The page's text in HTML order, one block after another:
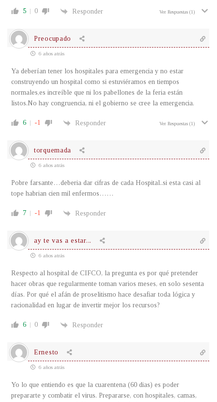
5 0 Responder Ver Respuestas (1)
Preocupado
6 años atrás
Ya deberían tener los hospitales para emergencia y no estar
construyendo un hospital como si estuviéramos en tiempos
normales,es increíble que ni los pabellones de la feria están
listos.No hay congruencia, ni el gobierno se cree la emergencia.
6 -1 Responder Ver Respuestas (1)
torquemada
6 años atrás
Pobre farsante…deberia dar cifras de cada Hospital..si esta casi al
tope habrian cien mil enfermos……
7 -1 Responder
ay te vas a estar...
6 años atrás
Respecto al hospital de CIFCO, la pregunta es por qué pretender
hacer obras que regularmente toman varios meses, en solo sesenta
días. Por qué el afán de proselitismo hace desafiar toda lógica y
racionalidad en lugar de invertir mejor los recursos?
6 0 Responder
Ernesto
6 años atrás
Yo lo que entiendo es que la cuarentena (60 dias) es poder
prepararte y combatir el virus. Prepararse, con hospitales, camas,